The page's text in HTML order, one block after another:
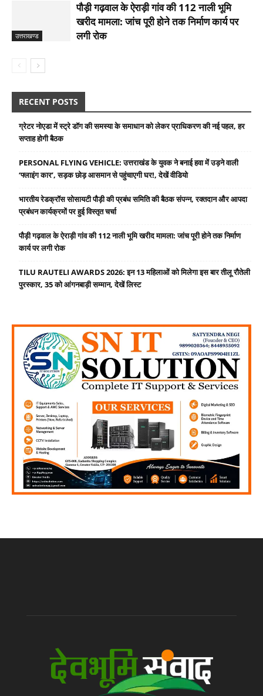
उत्तराखण्ड
पौड़ी गढ़वाल के ऐराड़ी गांव की 112 नाली भूमि
खरीद मामला: जांच पूरी होने तक निर्माण कार्य पर
लगी रोक
RECENT POSTS
ग्रेटर नोएडा में स्ट्रे डॉग की समस्या के समाधान को लेकर प्राधिकरण की नई पहल, हर
सप्ताह होगी बैठक
PERSONAL FLYING VEHICLE: उत्तराखंड के युवक ने बनाई हवा में उड़ने वाली
‘फ्लाइंग कार’, सड़क छोड़ आसमान से पहुंचाएगी घर!, देखें वीडियो
भारतीय रेडक्रॉस सोसायटी पौड़ी की प्रबंध समिति की बैठक संपन्न, रक्तदान और आपदा
प्रबंधन कार्यक्रमों पर हुई विस्तृत चर्चा
पौड़ी गढ़वाल के ऐराड़ी गांव की 112 नाली भूमि खरीद मामला: जांच पूरी होने तक निर्माण
कार्य पर लगी रोक
TILU RAUTELI AWARDS 2026: इन 13 महिलाओं को मिलेगा इस बार तीलू रौतेली
पुरस्कार, 35 को आंगनबाड़ी सम्मान, देखें लिस्ट